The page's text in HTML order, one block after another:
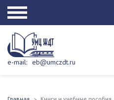
e-mail: eb@umczdt.ru